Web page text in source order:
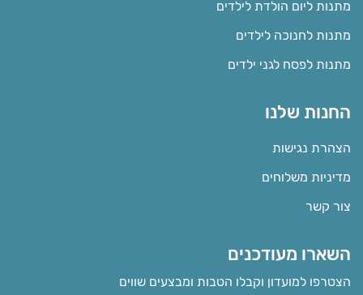
מתנות ליום הולדת לילדים
מתנות לחנוכה לילדים
מתנות לפסח לגני ילדים
החנות שלנו
הצהרת נגישות
מדיניות משלוחים
צור קשר
השארו מעודכנים
הצטרפו למועדון וקבלו הטבות ומבצעים שווים